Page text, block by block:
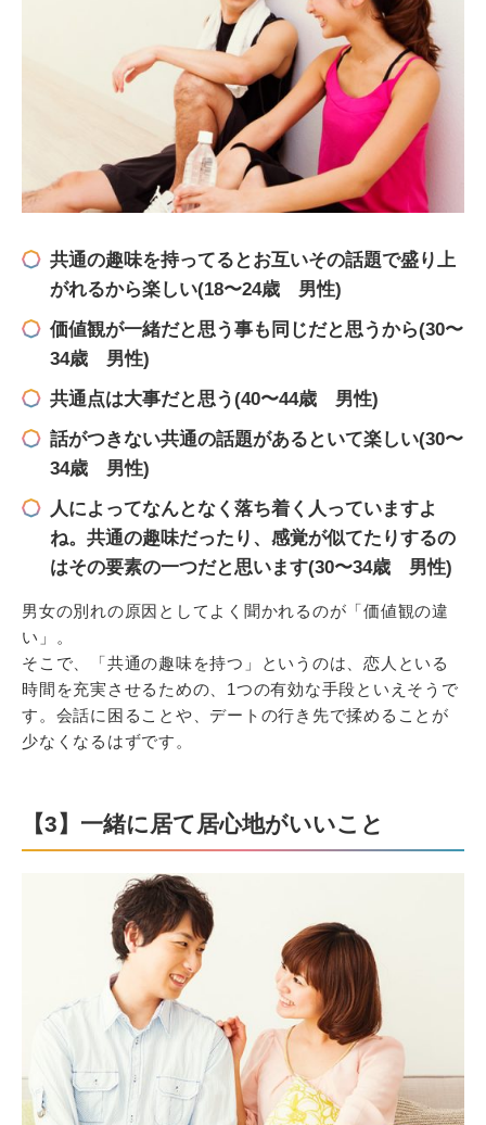
共通の趣味を持ってるとお互いその話題で盛り上
がれるから楽しい(18〜24歳 男性)
価値観が一緒だと思う事も同じだと思うから(30〜
34歳 男性)
共通点は大事だと思う(40〜44歳 男性)
話がつきない共通の話題があるといて楽しい(30〜
34歳 男性)
人によってなんとなく落ち着く人っていますよ
ね。共通の趣味だったり、感覚が似てたりするの
はその要素の一つだと思います(30〜34歳 男性)
男女の別れの原因としてよく聞かれるのが「価値観の違
い」。
そこで、「共通の趣味を持つ」というのは、恋人といる
時間を充実させるための、1つの有効な手段といえそうで
す。会話に困ることや、デートの行き先で揉めることが
少なくなるはずです。
【3】一緒に居て居心地がいいこと